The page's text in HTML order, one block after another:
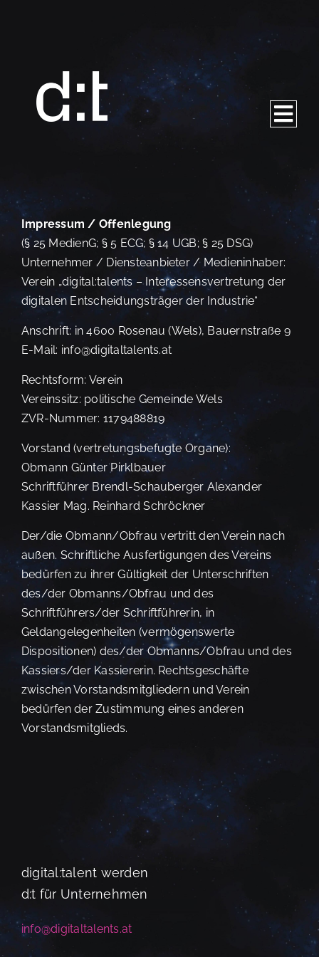
Für Talente
Für Unternehmen
Meetups
Impressum / Offenlegung
(§ 25 MedienG; § 5 ECG; § 14 UGB; § 25 DSG)
Unternehmer / Diensteanbieter / Medieninhaber:
Verein „digital:talents – Interessensvertretung der
digitalen Entscheidungsträger der Industrie“
Anschrift: in 4600 Rosenau (Wels), Bauernstraße 9
E-Mail: info@digitaltalents.at
Rechtsform: Verein
Vereinssitz: politische Gemeinde Wels
ZVR-Nummer: 1179488819
Vorstand (vertretungsbefugte Organe):
Obmann Günter Pirklbauer
Schriftführer Brendl-Schauberger Alexander
Kassier Mag. Reinhard Schröckner
Der/die Obmann/Obfrau vertritt den Verein nach
außen. Schriftliche Ausfertigungen des Vereins
bedürfen zu ihrer Gültigkeit der Unterschriften
des/der Obmanns/Obfrau und des
Schriftführers/der Schriftführerin, in
Geldangelegenheiten (vermögenswerte
Dispositionen) des/der Obmanns/Obfrau und des
Kassiers/der Kassiererin. Rechtsgeschäfte
zwischen Vorstandsmitgliedern und Verein
bedürfen der Zustimmung eines anderen
Vorstandsmitglieds.
digital:talent werden
d:t für Unternehmen
info@digitaltalents.at